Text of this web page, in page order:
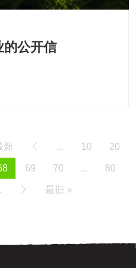
的公开信
新 ... 10 20
69 70 ... 80
最旧 »